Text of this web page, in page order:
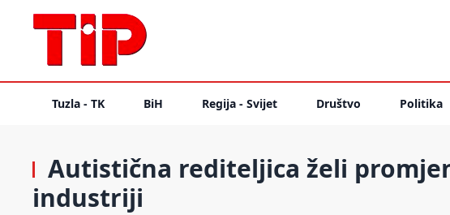
Tuzla - TK BiH Regija - Svijet Društvo Politika
Autistična rediteljica želi
industriji